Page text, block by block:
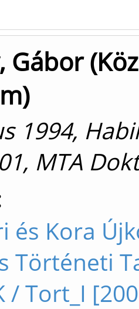
Gábor
1994,
MTA
és Kora
Történeti
/ Tort_I